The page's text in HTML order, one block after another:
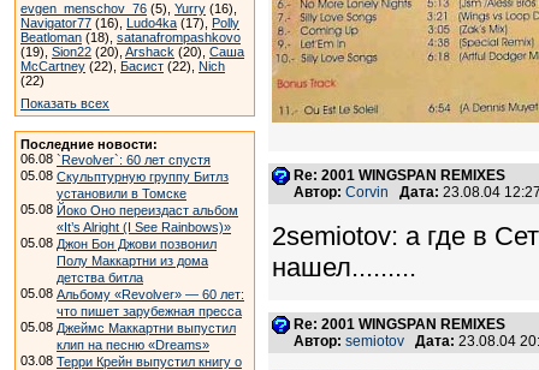
evgen_menschov_76 (5), Yurry (16),
Navigator77 (16), Ludo4ka (17), Polly
Beatloman (18), satanafrompashkovo
(19), Sion22 (20), Arshack (20), Саша
McCartney (22), Басист (22), Nich
(22)
Показать всех
Последние новости:
06.08 `Revolver`: 60 лет спустя
05.08 Скульптурную группу Битлз
установили в Томске
05.08 Йоко Оно переиздаст альбом
«It’s Alright (I See Rainbows)»
05.08 Джон Бон Джови позвонил
Полу Маккартни из дома
детства битла
05.08 Альбому «Revolver» — 60 лет:
что пишет зарубежная пресса
05.08 Джеймс Маккартни выпустил
клип на песню «Dreams»
03.08 Терри Крейн выпустил книгу о
Re: 2001 WINGSPAN REMIXES
Автор: Corvin Дата: 23.08.04
2semiotov: а где в
нашел.........
Re: 2001 WINGSPAN REMIXES
Автор: semiotov Дата: 23.08.04